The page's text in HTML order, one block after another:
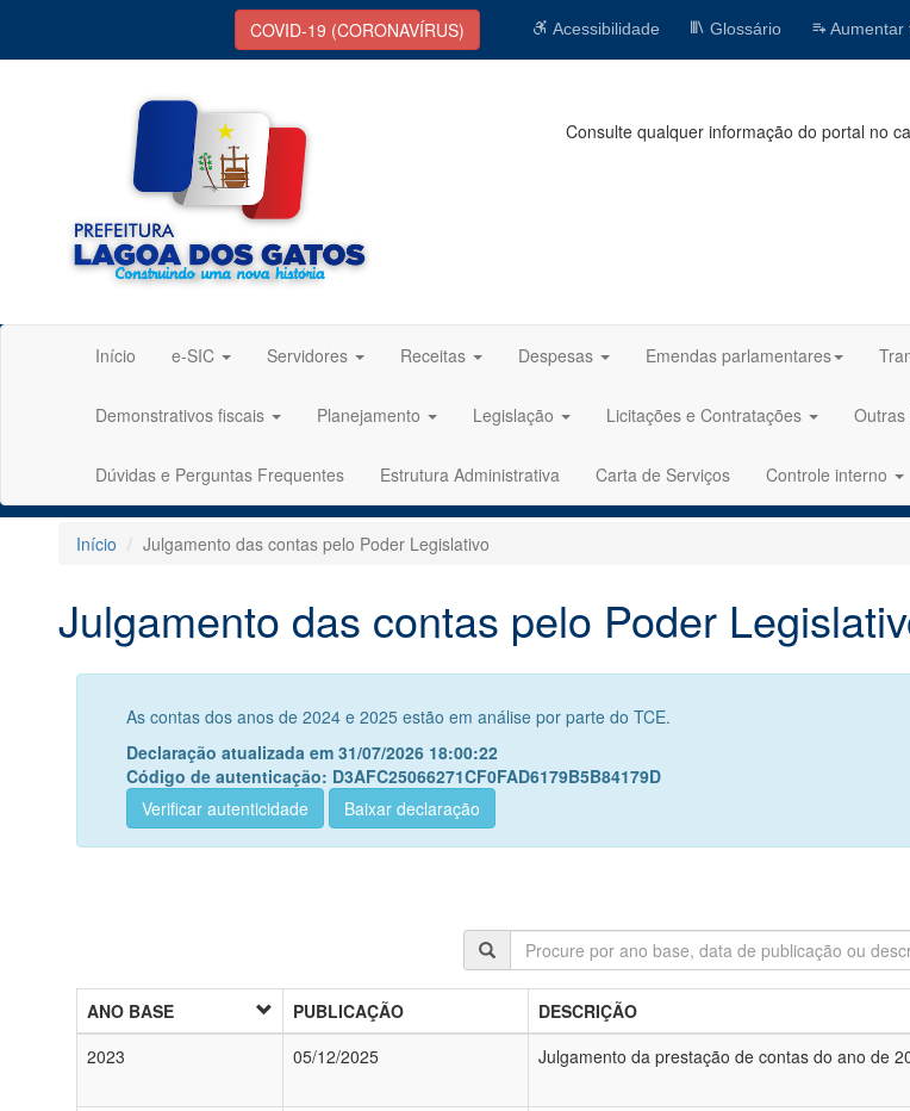
COVID-19 (CORONAVÍRUS) Acessibilidade Glossário Aumentar
Consulte qualquer informação do portal no
Início e-SIC Servidores Receitas Despesas Emendas parlamentares
Demonstrativos fiscais Planejamento Legislação Licitações e Contratações Outras
Dúvidas e Perguntas Frequentes Estrutura Administrativa Carta de Serviços Controle interno
Início Julgamento das contas pelo Poder Legislativo
Julgamento das contas pelo Poder
As contas dos anos de 2024 e 2025 estão em análise por parte do TCE.
Declaração atualizada em 31/07/2026 18:00:22
Código de autenticação: D3AFC25066271CF0FAD6179B5B84179D
Verificar autenticidade
Baixar declaração
ANO BASE PUBLICAÇÃO DESCRIÇÃO
2023
05/12/2025 Julgamento da prestação de contas do ano de